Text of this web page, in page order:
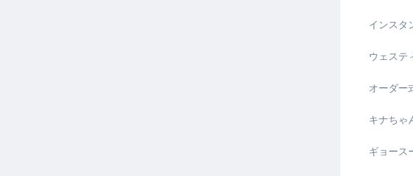
インスタ
ウェステ
オーダー
キナちゃ
ギョース